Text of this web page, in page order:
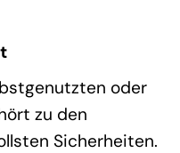
oder
zu den
Sicherheiten.